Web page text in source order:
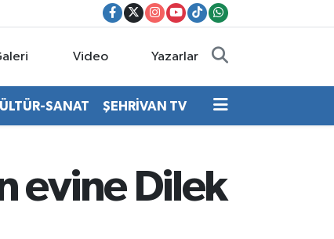
Video Yazarlar
SANAT ŞEHRİVAN TV
evine Dilek